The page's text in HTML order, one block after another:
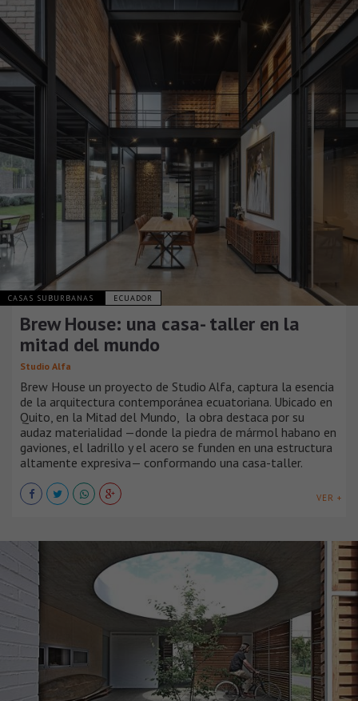
CASAS SUBURBANAS ECUADOR
Brew House: una casa- taller en la
mitad del mundo
Studio Alfa
Brew House un proyecto de Studio Alfa, captura la esencia
de la arquitectura contemporánea ecuatoriana. Ubicado en
Quito, en la Mitad del Mundo, la obra destaca por su
audaz materialidad —donde la piedra de mármol habano en
gaviones, el ladrillo y el acero se funden en una estructura
altamente expresiva— conformando una casa-taller.
VER +